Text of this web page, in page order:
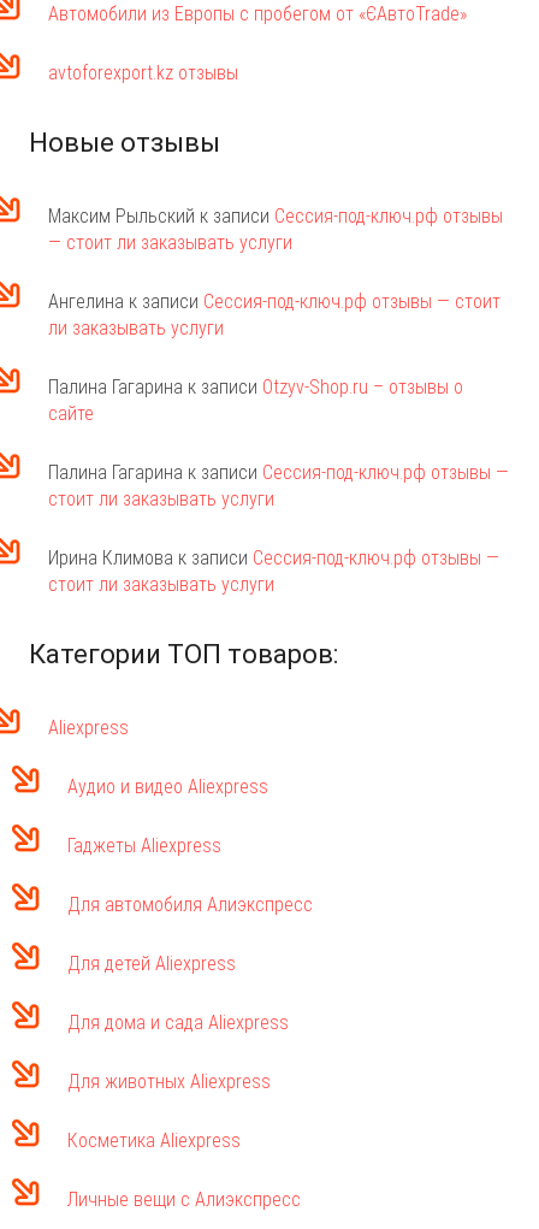
Автомобили из Европы с пробегом от «ЄАвтоTrаde»
avtoforexport.kz отзывы
Новые отзывы
Максим Рыльский к записи Сессия-под-ключ.рф отзывы
— стоит ли заказывать услуги
Ангелина к записи Сессия-под-ключ.рф отзывы — стоит
ли заказывать услуги
Палина Гагарина к записи Otzyv-Shop.ru – отзывы о
сайте
Палина Гагарина к записи Сессия-под-ключ.рф отзывы —
стоит ли заказывать услуги
Ирина Климова к записи Сессия-под-ключ.рф отзывы —
стоит ли заказывать услуги
Категории ТОП товаров:
Aliexpress
Аудио и видео Aliexpress
Гаджеты Aliexpress
Для автомобиля Алиэкспресс
Для детей Aliexpress
Для дома и сада Aliexpress
Для животных Aliexpress
Косметика Aliexpress
Личные вещи с Алиэкспресс